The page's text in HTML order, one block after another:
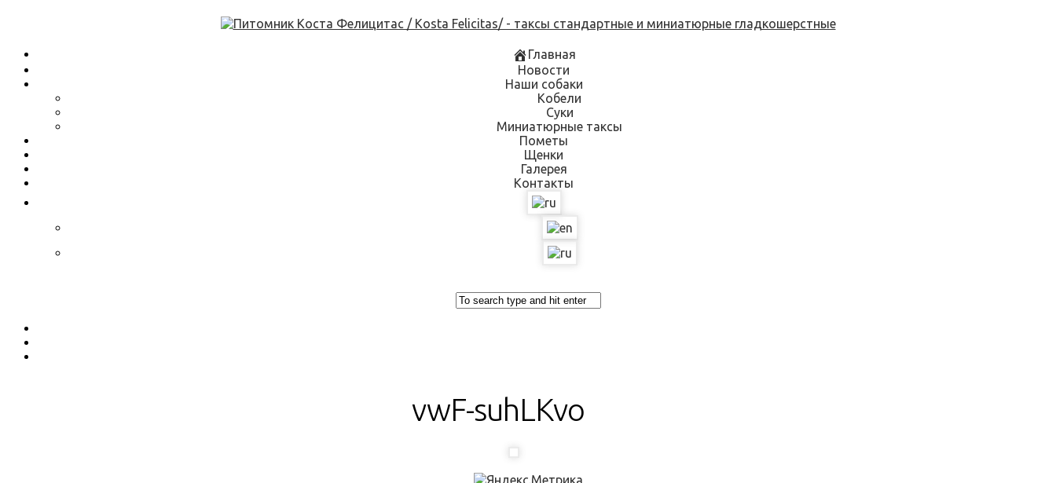
Skip
to
content
Главная
Новости
Наши собаки
Кобели
Суки
Миниатюрные таксы
Пометы
Щенки
Галерея
Контакты
vwF-suhLKvo